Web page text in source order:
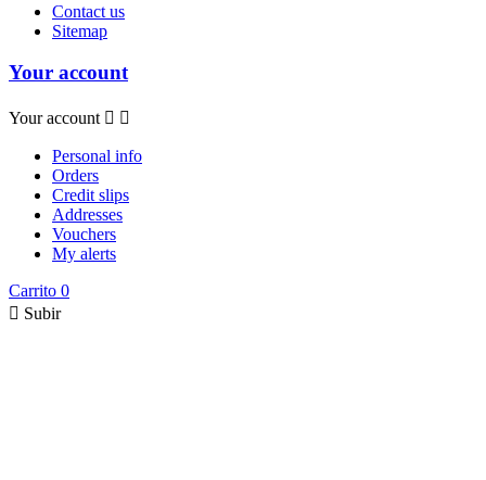
Contact us
Sitemap
Your account
Your account  
Personal info
Orders
Credit slips
Addresses
Vouchers
My alerts
Carrito 0
 Subir